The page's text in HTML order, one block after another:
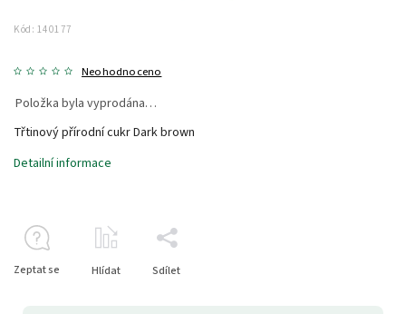
Kód: 140177
Neohodnoceno
Položka byla vyprodána…
Třtinový přírodní cukr Dark brown
Detailní informace
Zeptat se Hlídat Sdílet